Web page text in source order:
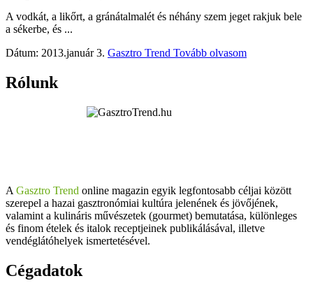
A vodkát, a likőrt, a gránátalmalét és néhány szem jeget rakjuk bele
a sékerbe, és ...
Dátum: 2013.január 3. Gasztro Trend Tovább olvasom
Rólunk
A Gasztro Trend online magazin egyik legfontosabb céljai között
szerepel a hazai gasztronómiai kultúra jelenének és jövőjének,
valamint a kulináris művészetek (gourmet) bemutatása, különleges
és finom ételek és italok receptjeinek publikálásával, illetve
vendéglátóhelyek ismertetésével.
Cégadatok